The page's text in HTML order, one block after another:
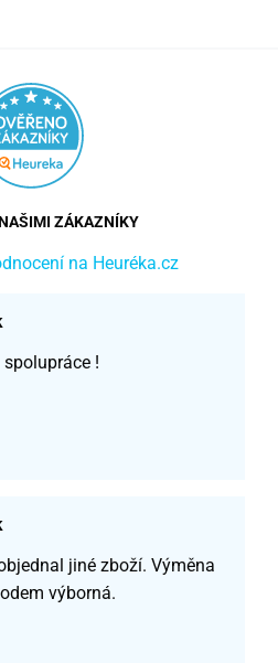
ZÁKAZNÍKY
na Heuréka.cz
!
jiné zboží. Výměna
výborná.